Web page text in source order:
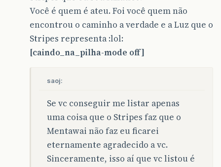
Você é quem é ateu. Foi você quem não
encontrou o caminho a verdade e a Luz que o
Stripes representa :lol:
[caindo_na_pilha-mode off]
saoj:
Se vc conseguir me listar apenas
uma coisa que o Stripes faz que o
Mentawai não faz eu ficarei
eternamente agradecido a vc.
Sinceramente, isso aí que vc listou é